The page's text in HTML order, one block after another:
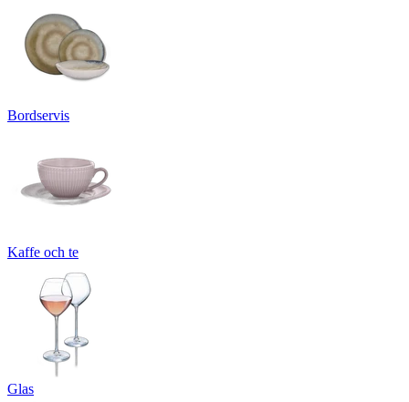
Bordservis
Kaffe och te
Glas